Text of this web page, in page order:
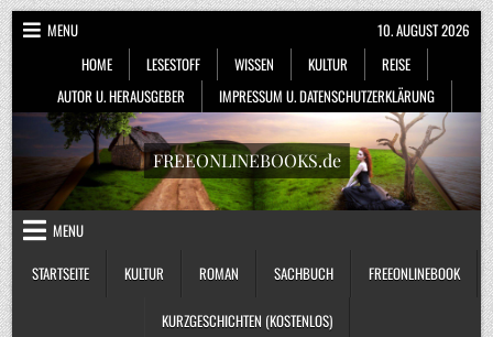
Skip
to
content
MENU
HOME
LESESTOFF WISSEN KULTUR
REISE
AUTOR U. HERAUSGEBER
IMPRESSUM U. DATENSCHUTZERKLÄRUNG
10. AUGUST 2026
FREEONLINEBOOKS.de
MENU
STARTSEITE
KULTUR ROMAN SACHBUCH FREEONLINEBOOK
KURZGESCHICHTEN (KOSTENLOS)